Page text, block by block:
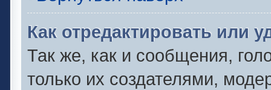
Как отредактировать или
Так же, как и сообщения,
только их создателями,